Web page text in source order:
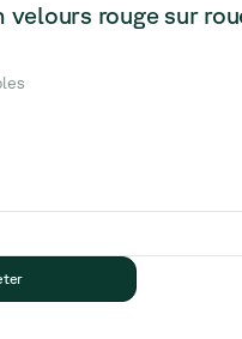
velours rouge sur